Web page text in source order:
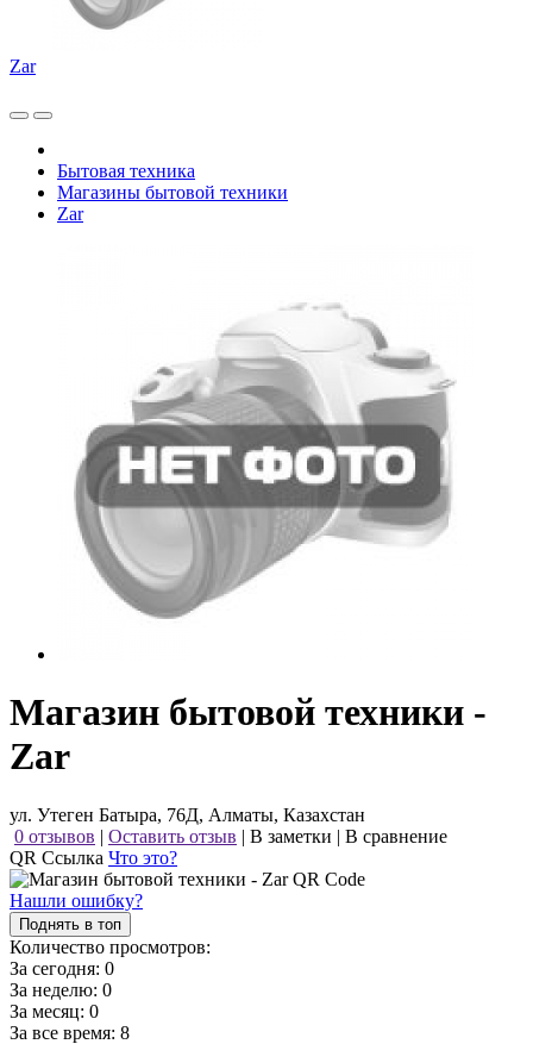
Zar
Бытовая техника
Магазины бытовой техники
Zar
Магазин бытовой техники -
Zar
ул. Утеген Батыра, 76Д, Алматы, Казахстан
0 отзывов | Оставить отзыв | В заметки | В сравнение
QR Ссылка Что это?
Нашли ошибку?
Поднять в топ
Количество просмотров:
За сегодня: 0
За неделю: 0
За месяц: 0
За все время: 8